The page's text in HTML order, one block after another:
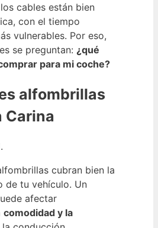
cables están bien
con el tiempo
vulnerables. Por eso,
se preguntan: ¿qué
para mi coche?
alfombrillas
Carina
cubran bien la
de tu vehículo. Un
afectar
comodidad y la